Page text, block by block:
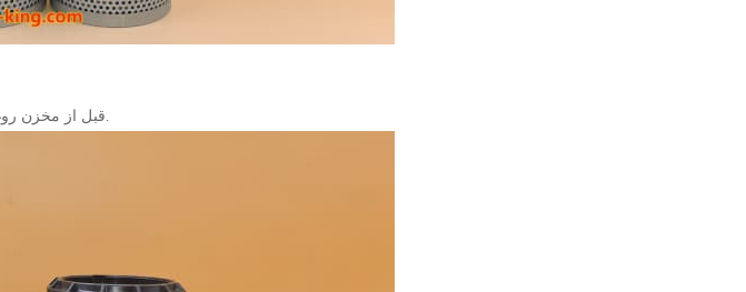
قبل از مخزن روغن نصب شده تا روغن برگشتی را تمیز کند.